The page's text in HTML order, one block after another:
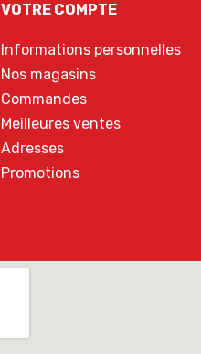
VOTRE COMPTE
Informations personnelles
Nos magasins
Commandes
Meilleures ventes
Adresses
Promotions